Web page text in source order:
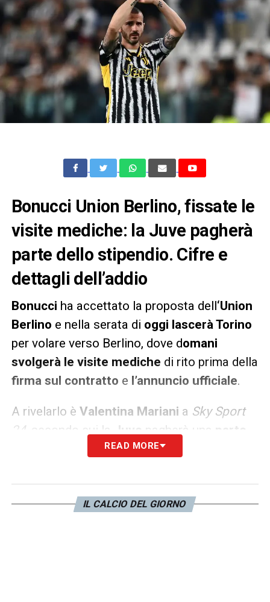
Bonucci Union Berlino, fissate le
visite mediche: la Juve pagherà
parte dello stipendio. Cifre e
dettagli dell’addio
Bonucci ha accettato la proposta dell‘Union
Berlino e nella serata di oggi lascerà Torino
per volare verso Berlino, dove domani
svolgerà le visite mediche di rito prima della
firma sul contratto e l’annuncio ufficiale.
A rivelarlo è Valentina Mariani a Sky Sport
24, secondo cui la Juve pagherà una
parte
dell’ormai ex difensore e
LA PLAYLIST DELLE NOSTRE TOP NEWS
READ MORE
IL CALCIO DEL GIORNO